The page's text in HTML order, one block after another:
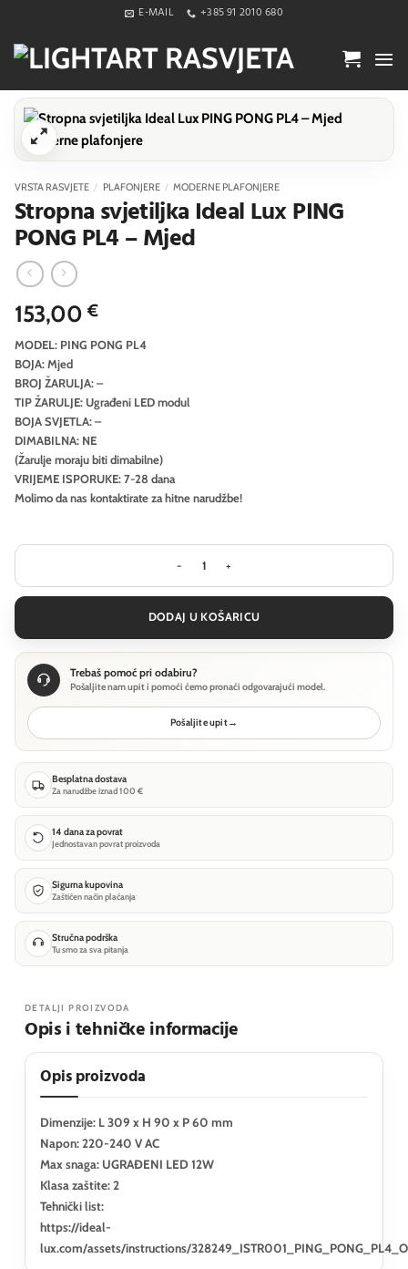
content
E-MAIL +385 91 2010 680
VRSTA RASVJETE / PLAFONJERE / MODERNE PLAFONJERE
Stropna svjetiljka Ideal Lux PING
PONG PL4 – Mjed
153,00€
MODEL: PING PONG PL4
BOJA: Mjed
BROJ ŽARULJA: –
TIP ŽARULJE: Ugrađeni LED modul
BOJA SVJETLA: –
DIMABILNA: NE
(Žarulje moraju biti dimabilne)
VRIJEME ISPORUKE: 7-28 dana
Molimo da nas kontaktirate za hitne narudžbe!
Stropna svjetiljka Ideal Lux PING
DODAJ U KOŠARICU
Trebaš pomoć pri odabiru?
Pošaljite nam upit i pomoći ćemo pronaći odgovarajući model.
Pošaljite upit→
Besplatna dostava
Za narudžbe iznad 100 €
14 dana za povrat
Jednostavan povrat proizvoda
Sigurna kupovina
Zaštićen način plaćanja
Stručna podrška
Tu smo za sva pitanja
DETALJI PROIZVODA
Opis i tehničke informacije
Opis proizvoda
Dimenzije: L 309 x H 90 x P 60 mm
Napon: 220-240 V AC
Max snaga: UGRAĐENI LED 12W
Klasa zaštite: 2
Tehnički list:
https://ideal-
lux.com/assets/instructions/